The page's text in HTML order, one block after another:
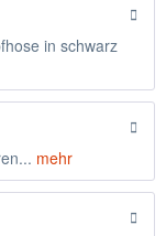
in schwarz
mehr